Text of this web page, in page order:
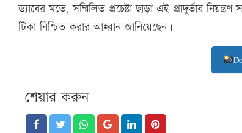
ড্যাবের মতে, সম্মিলিত প্রচেষ্টা ছাড়া এই প্রাদুর্ভাব
টিকা নিশ্চিত করার আহ্বান জানিয়েছেন।
শেয়ার করুন